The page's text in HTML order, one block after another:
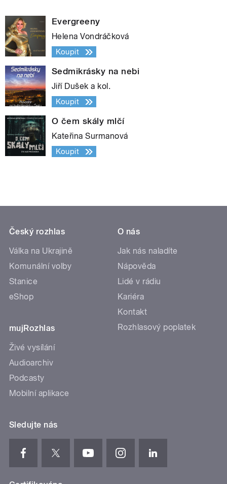
Evergreeny
Helena Vondráčková
Koupit
Sedmikrásky na nebi
Jiří Dušek a kol.
Koupit
O čem skály mlčí
Kateřina Surmanová
Koupit
Český rozhlas
Válka na Ukrajině
Komunální volby
Stanice
eShop
mujRozhlas
Živé vysílání
Audioarchiv
Podcasty
Mobilní aplikace
O nás
Jak nás naladíte
Nápověda
Lidé v rádiu
Kariéra
Kontakt
Rozhlasový poplatek
Sledujte nás